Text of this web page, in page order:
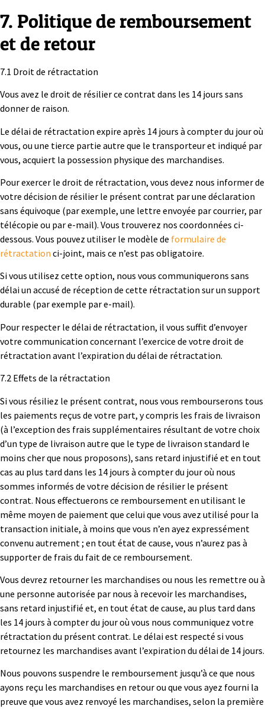
7. Politique de remboursement
et de retour
7.1 Droit de rétractation
Vous avez le droit de résilier ce contrat dans les 14 jours sans
donner de raison.
Le délai de rétractation expire après 14 jours à compter du jour où
vous, ou une tierce partie autre que le transporteur et indiqué par
vous, acquiert la possession physique des marchandises.
Pour exercer le droit de rétractation, vous devez nous informer de
votre décision de résilier le présent contrat par une déclaration
sans équivoque (par exemple, une lettre envoyée par courrier, par
télécopie ou par e-mail). Vous trouverez nos coordonnées ci-
dessous. Vous pouvez utiliser le modèle de formulaire de
rétractation ci-joint, mais ce n’est pas obligatoire.
Si vous utilisez cette option, nous vous communiquerons sans
délai un accusé de réception de cette rétractation sur un support
durable (par exemple par e-mail).
Pour respecter le délai de rétractation, il vous suffit d’envoyer
votre communication concernant l’exercice de votre droit de
rétractation avant l’expiration du délai de rétractation.
7.2 Effets de la rétractation
Si vous résiliez le présent contrat, nous vous rembourserons tous
les paiements reçus de votre part, y compris les frais de livraison
(à l’exception des frais supplémentaires résultant de votre choix
d’un type de livraison autre que le type de livraison standard le
moins cher que nous proposons), sans retard injustifié et en tout
cas au plus tard dans les 14 jours à compter du jour où nous
sommes informés de votre décision de résilier le présent
contrat. Nous effectuerons ce remboursement en utilisant le
même moyen de paiement que celui que vous avez utilisé pour la
transaction initiale, à moins que vous n’en ayez expressément
convenu autrement ; en tout état de cause, vous n’aurez pas à
supporter de frais du fait de ce remboursement.
Vous devrez retourner les marchandises ou nous les remettre ou à
une personne autorisée par nous à recevoir les marchandises,
sans retard injustifié et, en tout état de cause, au plus tard dans
les 14 jours à compter du jour où vous nous communiquez votre
rétractation du présent contrat. Le délai est respecté si vous
retournez les marchandises avant l’expiration du délai de 14 jours.
Nous pouvons suspendre le remboursement jusqu’à ce que nous
ayons reçu les marchandises en retour ou que vous ayez fourni la
preuve que vous avez renvoyé les marchandises, selon la première